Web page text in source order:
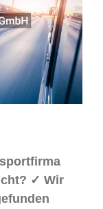
✓ Wir